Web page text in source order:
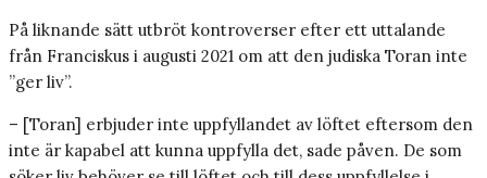
På liknande sätt utbröt kontroverser efter ett uttalande
från Franciskus i augusti 2021 om att den judiska Toran inte
”ger liv”.
– [Toran] erbjuder inte uppfyllandet av löftet eftersom den
inte är kapabel att kunna uppfylla det, sade påven. De som